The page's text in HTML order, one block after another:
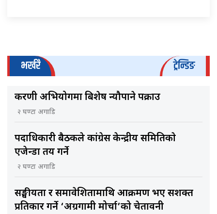
भर्खरै ट्रेन्डिङ
करणी अभियोगमा बिशेष न्यौपाने पक्राउ
२ घण्टा अगाडि
पदाधिकारी बैठकले कांग्रेस केन्द्रीय समितिकाे
एजेन्डा तय गर्ने
२ घण्टा अगाडि
सङ्घीयता र समावेशितामाथि आक्रमण भए सशक्त
प्रतिकार गर्ने ‘अग्रगामी मोर्चा’को चेतावनी